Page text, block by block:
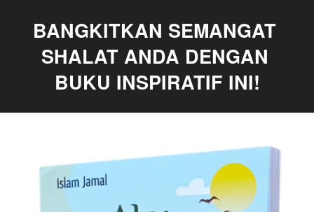
BANGKITKAN SEMANGAT
SHALAT ANDA DENGAN
BUKU INSPIRATIF INI!